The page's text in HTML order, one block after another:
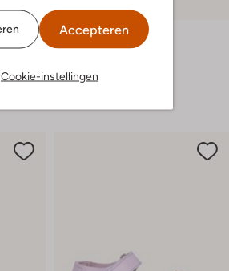
Accepteren
Cookie-instellingen
-30%
Develab
Platte sandalen